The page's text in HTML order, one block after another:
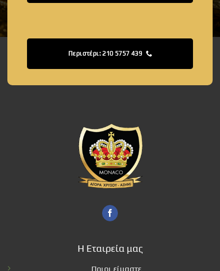
Περιστέρι: 210 5757 439
Η Εταιρεία μας
Ποιοι είμαστε